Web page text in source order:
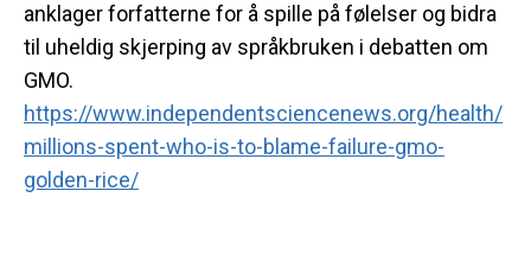
anklager forfatterne for å spille på følelser og bidra
til uheldig skjerping av språkbruken i debatten om
GMO.
https://www.independentsciencenews.org/health/
millions-spent-who-is-to-blame-failure-gmo-
golden-rice/